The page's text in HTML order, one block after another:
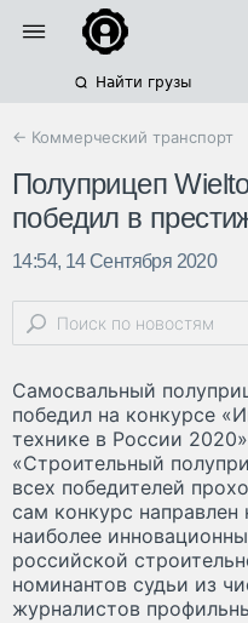
Найти грузы
← Коммерческий транспорт
Полуприцеп
победил в
14:54, 14 Сентября 2020
Самосвальный
победил на конкурсе
технике в России
«Строительный
всех победителей
сам конкурс направлен
наиболее
российской
номинантов судьи из
журналистов